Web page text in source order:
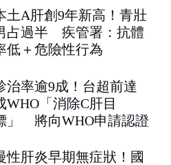
土A肝創9年新高！青壯
占過半 疾管署：抗體
低＋危險性行為
治率逾9成！台超前達
WHO「消除C肝目
」 將向WHO申請認證
性肝炎早期無症狀！國